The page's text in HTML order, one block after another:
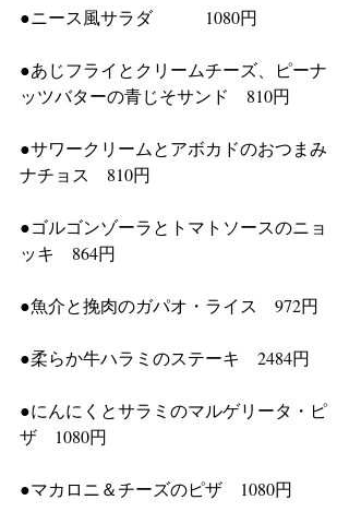
●ニース風サラダ　　　1080円
●あじフライとクリームチーズ、ピーナ
ッツバターの青じそサンド　810円
●サワークリームとアボカドのおつまみ
ナチョス　810円
●ゴルゴンゾーラとトマトソースのニョ
ッキ　864円
●魚介と挽肉のガパオ・ライス　972円
●柔らか牛ハラミのステーキ　2484円
●にんにくとサラミのマルゲリータ・ピ
ザ　1080円
●マカロニ＆チーズのピザ　1080円